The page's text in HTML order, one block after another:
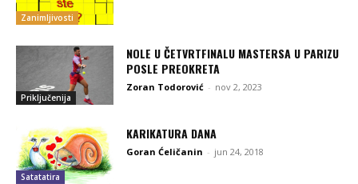
Zanimljivosti
Priključenija
NOLE U ČETVRTFINALU MASTERSA U PARIZU
POSLE PREOKRETA
Zoran Todorović - nov 2, 2023
Satatatira
KARIKATURA DANA
Goran Ćeličanin - jun 24, 2018